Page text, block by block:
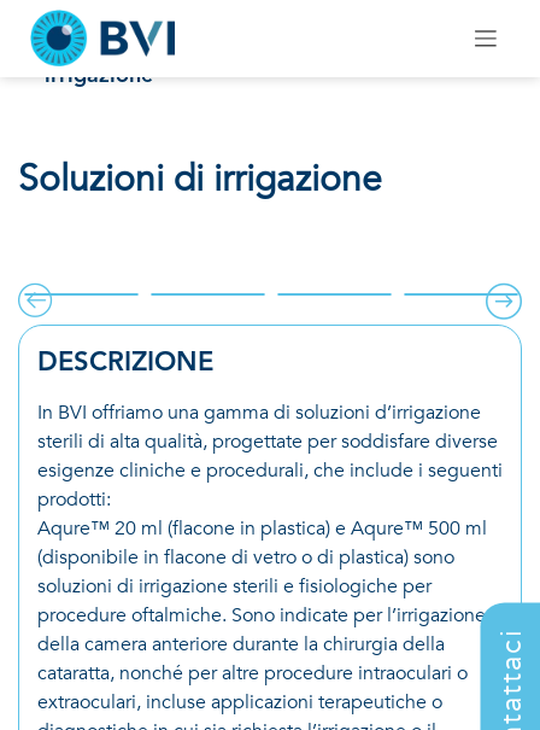
contentSoluzioni di irrigazione
Home/Fluidi chirurgici & Gas
Soluzioni di
irrigazione
Soluzioni di irrigazione
DESCRIZIONE
In BVI offriamo una gamma di soluzioni d’irrigazione
sterili di alta qualità, progettate per soddisfare diverse
esigenze cliniche e procedurali, che include i seguenti
prodotti:
Aqure™ 20 ml (flacone in plastica) e Aqure™ 500 ml
(disponibile in flacone di vetro o di plastica) sono
soluzioni di irrigazione sterili e fisiologiche per
procedure oftalmiche. Sono indicate per l’irrigazione
della camera anteriore durante la chirurgia della
cataratta, nonché per altre procedure intraoculari o
extraoculari, incluse applicazioni terapeutiche o